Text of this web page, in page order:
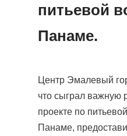
питьевой
Панаме.
Центр Эмалевый
что сыграл важную
проекте по
Панаме,